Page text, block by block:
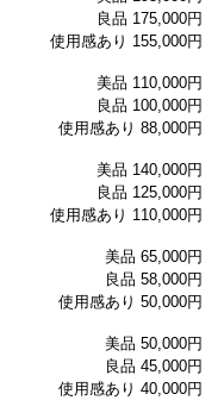
良品 175,000円
使用感あり 155,000円
美品 110,000円
良品 100,000円
使用感あり 88,000円
美品 140,000円
良品 125,000円
使用感あり 110,000円
美品 65,000円
良品 58,000円
使用感あり 50,000円
美品 50,000円
良品 45,000円
使用感あり 40,000円